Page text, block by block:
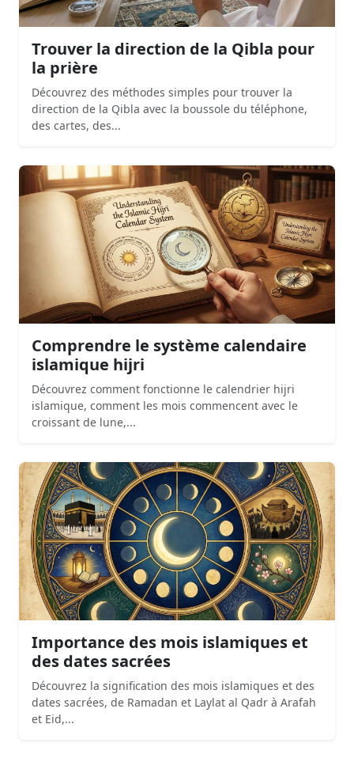
Trouver la direction de la Qibla pour
la prière
Découvrez des méthodes simples pour trouver la
direction de la Qibla avec la boussole du téléphone,
des cartes, des...
Comprendre le système calendaire
islamique hijri
Découvrez comment fonctionne le calendrier hijri
islamique, comment les mois commencent avec le
croissant de lune,...
Importance des mois islamiques et
des dates sacrées
Découvrez la signification des mois islamiques et des
dates sacrées, de Ramadan et Laylat al Qadr à Arafah
et Eid,...